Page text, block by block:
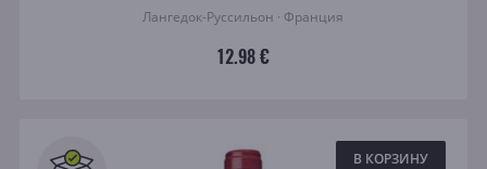
Лангедок-Руссильон · Франция
12.98 €
В КОРЗИНУ